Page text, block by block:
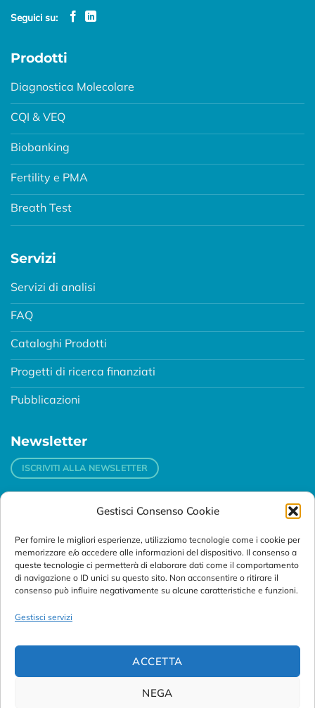
Gestisci Consenso Cookie
Per fornire le migliori esperienze, utilizziamo tecnologie come i cookie per
memorizzare e/o accedere alle informazioni del dispositivo. Il consenso a
queste tecnologie ci permetterà di elaborare dati come il comportamento
di navigazione o ID unici su questo sito. Non acconsentire o ritirare il
consenso può influire negativamente su alcune caratteristiche e funzioni.
Gestisci servizi
ACCETTA
NEGA
Seguici su:
Prodotti
Diagnostica Molecolare
CQI & VEQ
Biobanking
Fertility e PMA
Breath Test
Servizi
Servizi di analisi
FAQ
Cataloghi Prodotti
Progetti di ricerca finanziati
Pubblicazioni
Newsletter
ISCRIVITI ALLA NEWSLETTER
Padova
Via Svizzera, 16 - 35127 Padova (Italy)
Tel:
+39 049 76 16 98
Telefax: +39 049 870 95 10
Email: customersupport@abanalitica.it